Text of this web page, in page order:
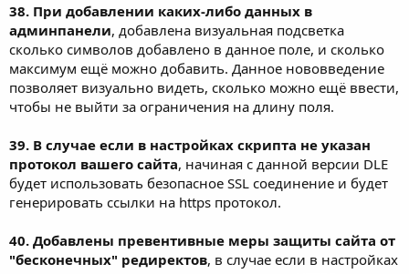
38. При добавлении каких-либо данных в
админпанели, добавлена визуальная подсветка
сколько символов добавлено в данное поле, и сколько
максимум ещё можно добавить. Данное нововведение
позволяет визуально видеть, сколько можно ещё ввести,
чтобы не выйти за ограничения на длину поля.
39. В случае если в настройках скрипта не указан
протокол вашего сайта, начиная с данной версии DLE
будет использовать безопасное SSL соединение и будет
генерировать ссылки на https протокол.
40. Добавлены превентивные меры защиты сайта от
"бесконечных" редиректов, в случае если в настройках